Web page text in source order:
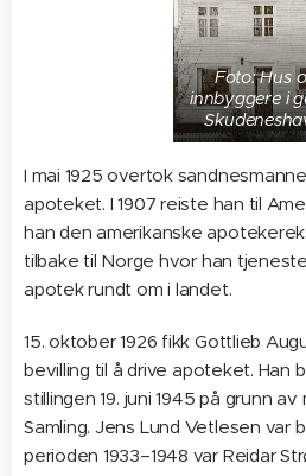
Foto: Hus
innbyggere i
I mai 1925 overtok
apoteket. I 1907 reiste han til
han den amerikanske
tilbake til Norge hvor han
apotek rundt om i landet.
15. oktober 1926 fikk Gottlieb
bevilling til å drive apoteket. Han
stillingen 19. juni 1945 på grunn
Samling. Jens Lund Vetlesen var
perioden 1933–1948 var Reidar